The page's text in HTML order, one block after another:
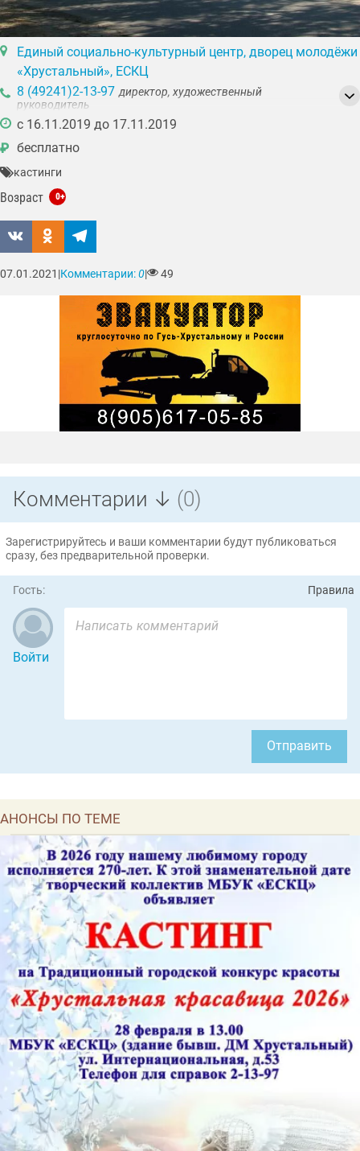
Единый социально-культурный центр, дворец молодёжи
«Хрустальный», ЕСКЦ
8 (49241)2-13-97 директор, художественный
руководитель
8 (49241)3-04-98 технический отдел, вахта
c 16.11.2019 до 17.11.2019
бесплатно
₽
кастинги
Возраст 0+
07.01.2021 |Комментарии:0| 49
Комментарии ↓ (0)
Зарегистрируйтесь и ваши комментарии будут публиковаться
сразу, без предварительной проверки.
Гость: Правила
Войти
Отправить
АНОНСЫ ПО ТЕМЕ